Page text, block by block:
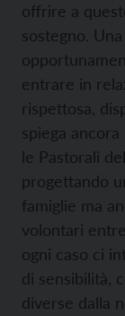
offrire a
sostegno. Una
entrare in
rispettosa,
spiega
le Pastorali
progettando
famiglie ma
volontari
ogni caso ci
di sensibilità,
diverse dalla